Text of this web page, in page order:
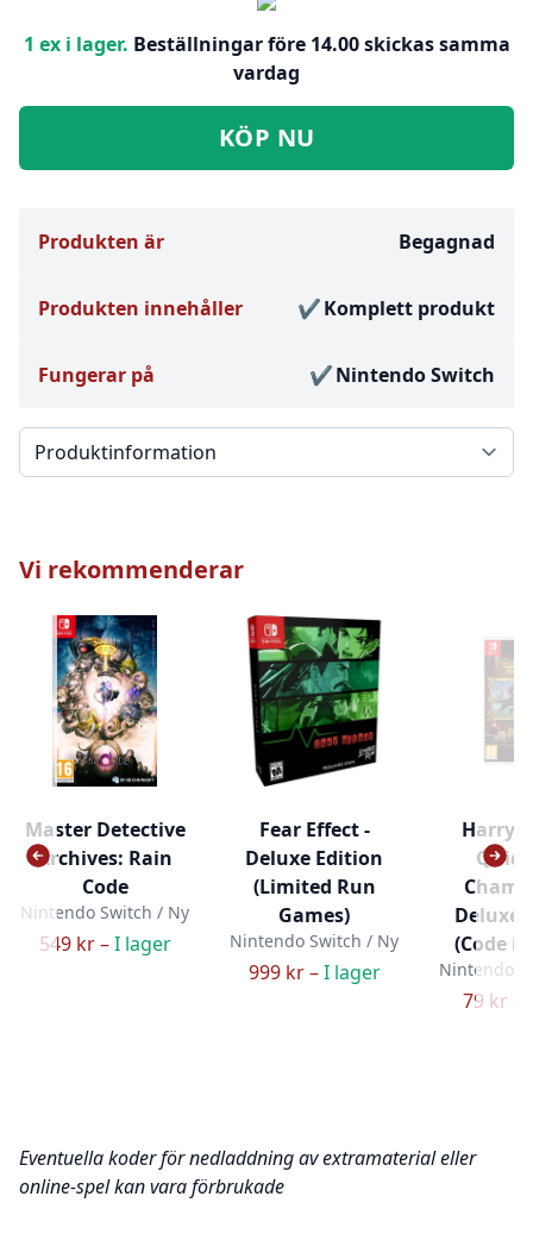
1 ex i lager. Beställningar före 14.00 skickas samma
vardag
KÖP NU
Produkten är Begagnad
Produkten innehåller Komplett produkt
Fungerar på Nintendo Switch
Välj en flik
Vi rekommenderar
Master Detective
Archives: Rain
Code
Nintendo Switch / Ny
549 kr –I lager
Fear Effect -
Deluxe Edition
(Limited Run
Games)
Nintendo Switch / Ny
999 kr –I lager
Harry
Deluxe
(Code
Nintendo
79 kr –
Eventuella koder för nedladdning av extramaterial eller
online-spel kan vara förbrukade